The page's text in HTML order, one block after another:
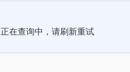
正在查询中，请刷新重试